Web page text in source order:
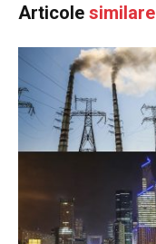
Articole similare